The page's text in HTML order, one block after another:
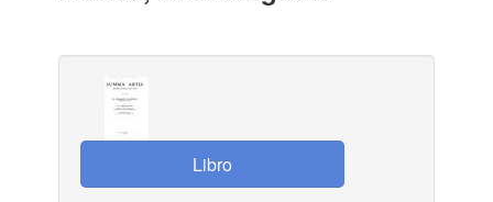
Contacto
Iniciar sesión